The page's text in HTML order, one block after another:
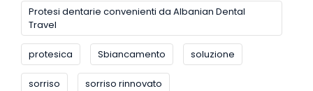
Protesi dentarie convenienti da Albanian Dental
Travel
protesica Sbiancamento soluzione
sorriso sorriso rinnovato